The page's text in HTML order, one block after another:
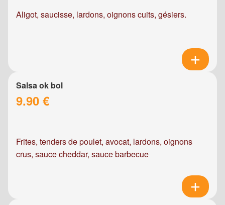
Aligot, saucisse, lardons, oignons cuits, gésiers.
Salsa ok bol
9.90 €
Frites, tenders de poulet, avocat, lardons, oignons
crus, sauce cheddar, sauce barbecue